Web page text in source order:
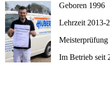
Geboren 1996
Lehrzeit 2013-
Meisterprüfung
Im Betrieb seit